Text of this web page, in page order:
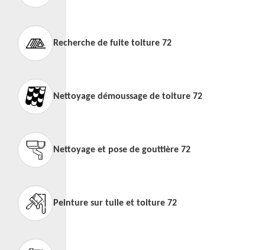
Recherche de fuite toiture 72
Nettoyage démoussage de toiture 72
Nettoyage et pose de gouttière 72
Peinture sur tuile et toiture 72